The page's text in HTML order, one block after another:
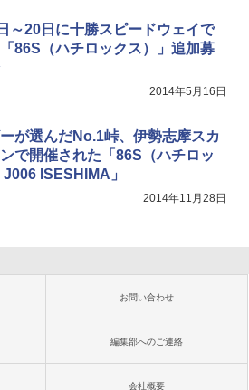
～20日に十勝スピードウェイで
86S（ハチロックス）」追加募
2014年5月16日
が選んだNo.1峠、伊勢志摩スカ
で開催された「86S（ハチロッ
ISESHIMA」
2014年11月28日
お問い合わせ
編集部へのご連絡
会社概要